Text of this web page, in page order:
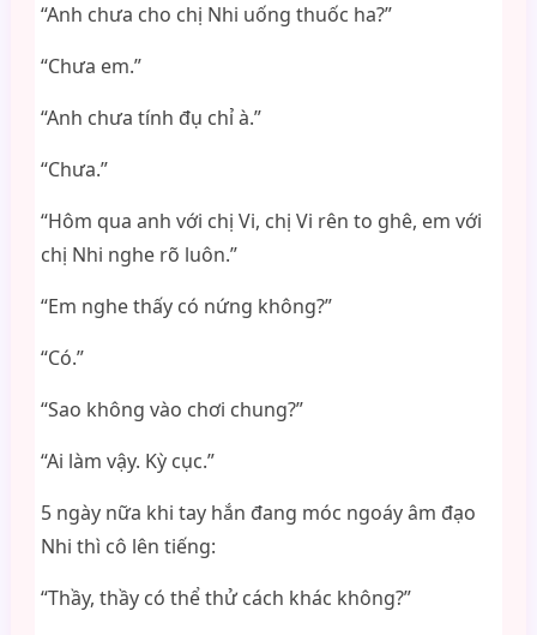
“Anh chưa cho chị Nhi uống thuốc ha?”
“Chưa em.”
“Anh chưa tính đụ chỉ à.”
“Chưa.”
“Hôm qua anh với chị Vi, chị Vi rên to ghê, em với
chị Nhi nghe rõ luôn.”
“Em nghe thấy có nứng không?”
“Có.”
“Sao không vào chơi chung?”
“Ai làm vậy. Kỳ cục.”
5 ngày nữa khi tay hắn đang móc ngoáy âm đạo
Nhi thì cô lên tiếng:
“Thầy, thầy có thể thử cách khác không?”